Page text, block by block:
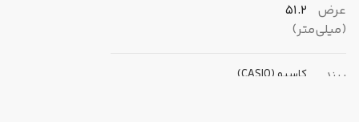
در آنجا زندگی می‌کنند، به یاد می‌آورند. هر
انتخاب می شوند: آبی شفاف اقیانوس،
عرض
(میلی‌متر)
51.2
برند کاسیو (CASIO)